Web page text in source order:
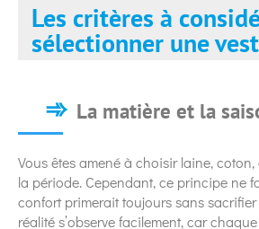
Les critères à
sélectionner une
La matière et la
Vous êtes amené à choisir laine,
la période. Cependant, ce principe ne
confort primerait toujours sans sacrifier
réalité s’observe facilement, car